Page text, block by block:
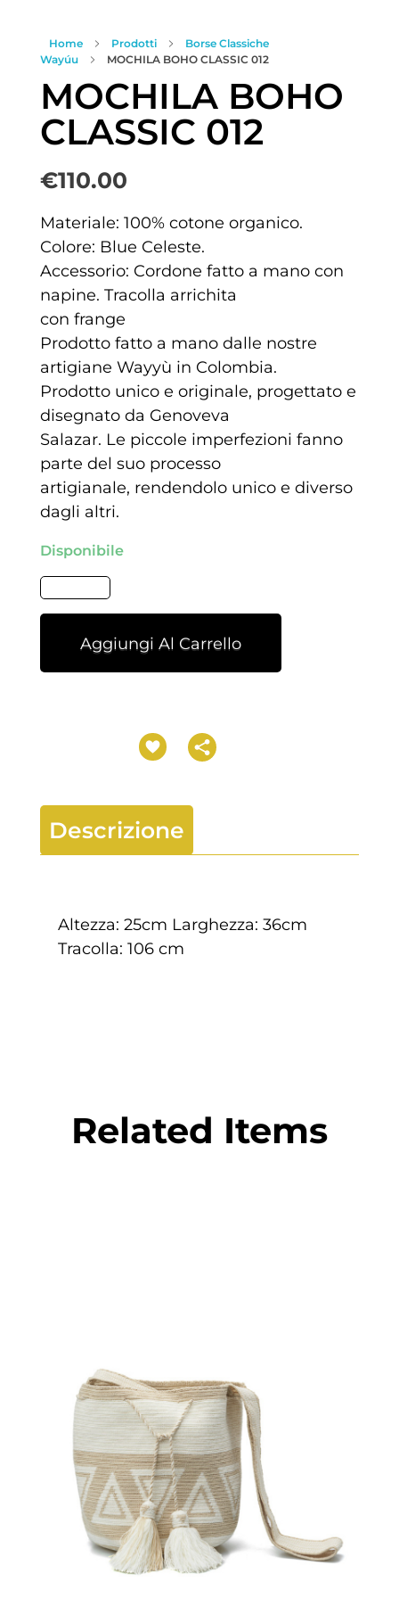
Home Prodotti
Borse Classiche
Wayúu
MOCHILA BOHO CLASSIC 012
MOCHILA BOHO
CLASSIC 012
€110.00
Materiale: 100% cotone organico.
Colore: Blue Celeste.
Accessorio: Cordone fatto a mano con
napine. Tracolla arrichita
con frange
Prodotto fatto a mano dalle nostre
artigiane Wayyù in Colombia.
Prodotto unico e originale, progettato e
disegnato da Genoveva
Salazar. Le piccole imperfezioni fanno
parte del suo processo
artigianale, rendendolo unico e diverso
dagli altri.
Disponibile
Aggiungi Al Carrello
Descrizione
Altezza: 25cm Larghezza: 36cm
Tracolla: 106 cm
Related Items
€110.00
Aggiungi
al carrello